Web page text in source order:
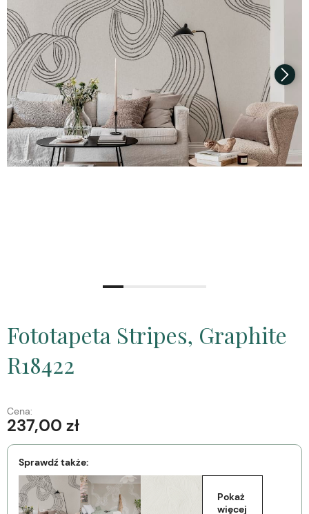
Fototapeta Stripes, Graphite
R18422
Cena:
237,00 zł
Sprawdź także:
Pokaż
więcej